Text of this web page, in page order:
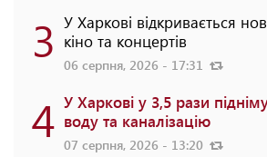
3 У Харкові відкривається
кіно та концертів
06 серпня, 2026 - 17:31
4 У Харкові у 3,5 рази
воду та каналізацію
07 серпня, 2026 - 13:20